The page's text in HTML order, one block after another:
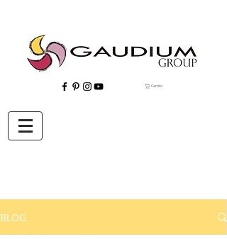
Carrito
"Gaudium, Eventos Corporativos, Wedding Planner, Eventos, Quito"
BLOG